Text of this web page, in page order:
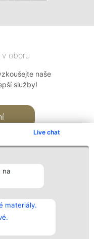
Live chat
na
materiály.
oboru
naše
služby!
Kontakt